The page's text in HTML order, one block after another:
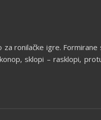
ronilačke igre.
sklopi – rasklopi,